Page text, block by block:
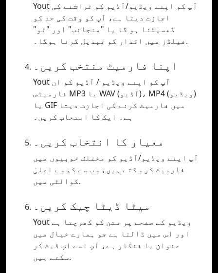
Yout آپ کو اپنے ویڈیو/آڈیو کو تراشنے کی
اجازت دیتا ہے، آپ کو وقت کی حد کو
گھسیٹنا ہو گا یا "منجانب" اور "ٹو"
فیلڈز میں اقدار کو تبدیل کرنا ہوگا۔.
اپنا فارمیٹ منتخب کریں۔
Yout آپ کو اپنے ویڈیو / آڈیو کو ان
فارمیٹس MP3 یا WAV (آڈیو)، MP4 (ویڈیو)
یا GIF میں فارمیٹ کرنے کی اجازت دیتا
ہے۔ ایک کا انتخاب کریں۔
معیار کا انتخاب کریں۔
آپ اپنے ویڈیو/آڈیو کو مختلف خوبیوں میں
فارمیٹ کر سکتے ہیں، سب سے کم سے اعلیٰ
کوالٹی میں.
میٹا ڈیٹا چیک کریں۔
Yout ویڈیو کے صفحے پر متن کو کھرچتا ہے
اور اس میں ڈالتا ہے جو ہمارے خیال میں
عنوان یا فنکار ہے، آپ اسے اپ ڈیٹ کر
سکتے ہیں.